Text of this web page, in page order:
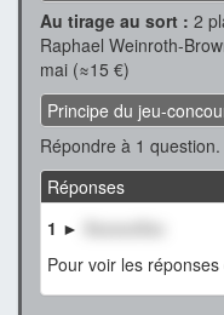
Au tirage au sort : 2
Raphael Weinroth-
mai (≈15 €)
Principe du jeu-
Répondre à 1 question.
Réponses
1 ►
Pour voir les